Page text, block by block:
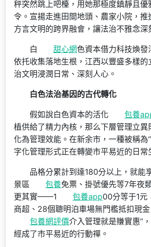
秤突然跳上吧檯，用她那極度鎮靜且優
令。宣揚走進田間地頭、農家小院，
方言文明的跨界融會，讓法治不雅念深
白 甜心網色資本借力科技煥發
依托收集落地生根，江西以豐盛多樣的
治文明浸潤日常、深刻人心。
白色法治基因的古代轉化
假如說白色資本的活化 包養
植供給了精力內核，那么下層管理立異
化為管理效能。在新余市，一種被稱為
字化管理形式正在轉變市平易近的日常
品格分累計到達180分以上，就能
景區
包養免票、掛號優先等7年夜
更其實——1
包養app00分等于1元
商超、28個聰明泊車場無門檻抵扣現金
包養網評價介入管理就是賺實惠”
經成了市平易近的行動禪。